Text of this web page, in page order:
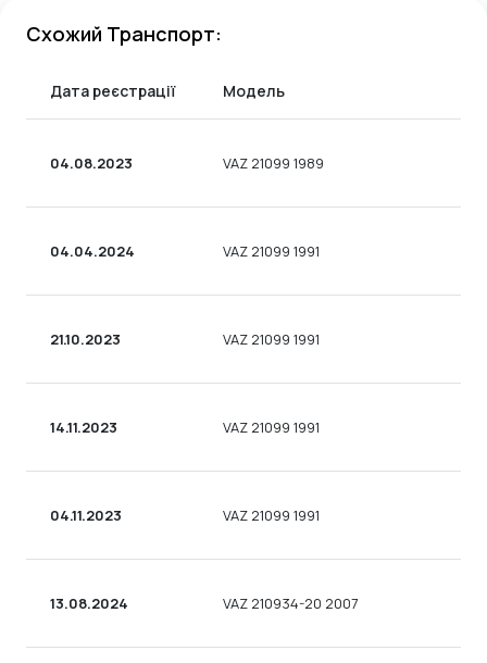
Схожий Транспорт:
Дата реєстрації Модель
04.08.2023 VAZ 21099 1989
04.04.2024 VAZ 21099 1991
21.10.2023 VAZ 21099 1991
14.11.2023 VAZ 21099 1991
04.11.2023 VAZ 21099 1991
13.08.2024 VAZ 210934-20 2007